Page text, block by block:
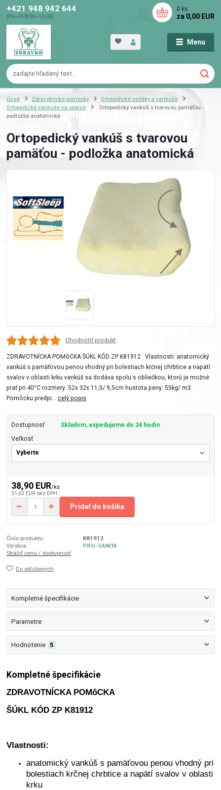
Menu
+421 948 942 644
(Po–Pi 8:00–16:00)
0 ks
za 0,00 EUR
Úvod Zdravotnícke pomôcky
Ortopedické sedáky a vankúše
Ortopedické vankúše na spanie
Ortopedický vankúš s tvarovou pamäťou -
podložka anatomická
Ortopedický vankúš s tvarovou
pamäťou - podložka anatomická
Ohodnotiť produkt
ZDRAVOTNÍCKA POMôCKA ŠÚKL KÓD ZP K81912 Vlastnosti: anatomický
vankúš s pamäťovou penou vhodný pri bolestiach krčnej chrbtice a napätí
svalov v oblasti krku vankúš sa dodáva spolu s obliečkou, ktorú je možné
prať pri 40°C rozmery: 52x 32x 11,5/ 9,5cm hustota peny: 55kg/ m3
Pomôcku predpi...celý popis
Dostupnosť Skladom, expedujeme do 24 hodín
Veľkosť
38,90 EUR/ks
31,63 EUR bez DPH
Pridať do košíka
Číslo produktu:
K81912
Výrobca:
PRO-SANITA
Strážiť cenu / dostupnosť
Do obľúbených
Kompletné špecifikácie
Parametre
Hodnotenie 5
Kompletné špecifikácie
ZDRAVOTNÍCKA POMôCKA
ŠÚKL KÓD ZP K81912
Vlastnosti:
anatomický vankúš s pamäťovou penou vhodný pri
bolestiach krčnej chrbtice a napätí svalov v oblasti
krku